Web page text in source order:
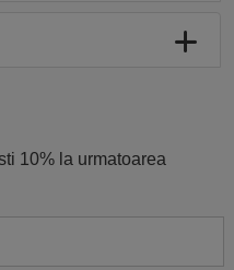
10% la urmatoarea